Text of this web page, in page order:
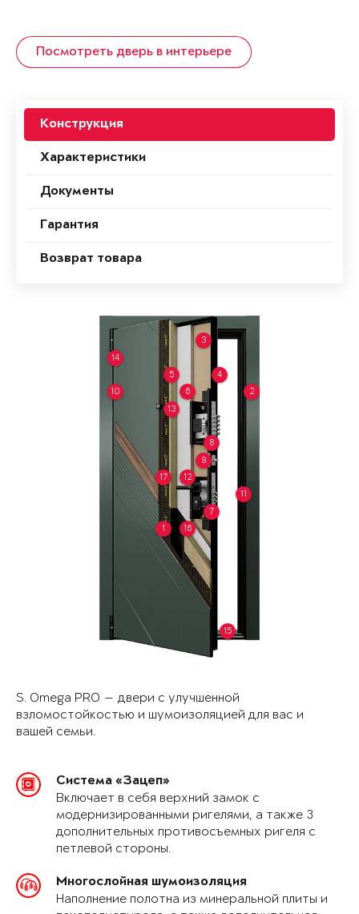
Посмотреть дверь в интерьере
Конструкция
Характеристики
Документы
Гарантия
Возврат товара
1
2
3
4
5
6
7
8
9
10
11
12
13
14
15
16
17
S. Omega PRO — двери с улучшенной
взломостойкостью и шумоизоляцией для вас и
вашей семьи.
Система «Зацеп»
Включает в себя верхний замок с
модернизированными ригелями, а также 3
дополнительных противосъемных ригеля с
петлевой стороны.
Многослойная шумоизоляция
Наполнение полотна из минеральной плиты и